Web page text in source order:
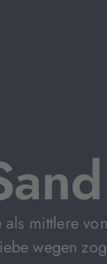
als mittlere
wegen